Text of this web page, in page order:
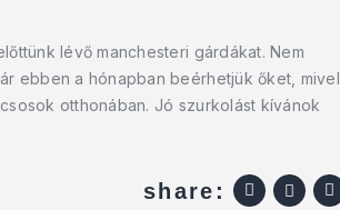
lévő manchesteri gárdákat. Nem
ebben a hónapban beérhetjük őket, mivel
otthonában. Jó szurkolást kívánok
share: